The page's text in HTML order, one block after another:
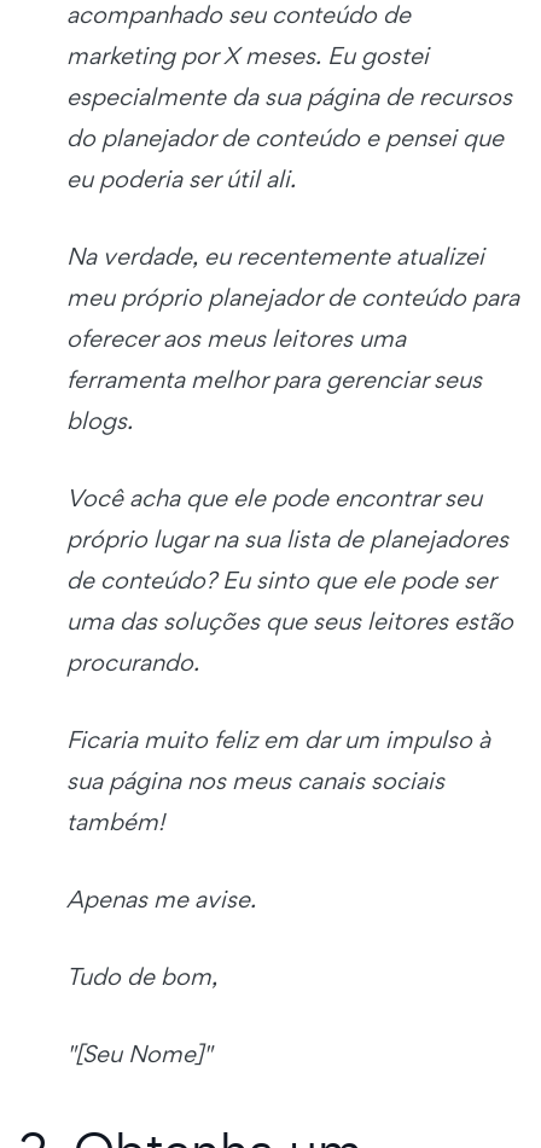
acompanhado seu conteúdo de
marketing por X meses. Eu gostei
especialmente da sua página de recursos
do planejador de conteúdo e pensei que
eu poderia ser útil ali.
Na verdade, eu recentemente atualizei
meu próprio planejador de conteúdo para
oferecer aos meus leitores uma
ferramenta melhor para gerenciar seus
blogs.
Você acha que ele pode encontrar seu
próprio lugar na sua lista de planejadores
de conteúdo? Eu sinto que ele pode ser
uma das soluções que seus leitores estão
procurando.
Ficaria muito feliz em dar um impulso à
sua página nos meus canais sociais
também!
Apenas me avise.
Tudo de bom,
"[Seu Nome]"